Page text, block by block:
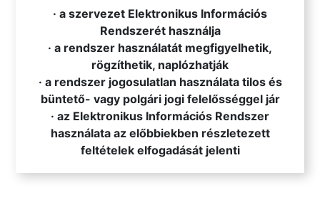
· a szervezet Elektronikus Információs
Rendszerét használja
· a rendszer használatát megfigyelhetik,
rögzíthetik, naplózhatják
· a rendszer jogosulatlan használata tilos és
büntető- vagy polgári jogi felelősséggel jár
· az Elektronikus Információs Rendszer
használata az előbbiekben részletezett
feltételek elfogadását jelenti